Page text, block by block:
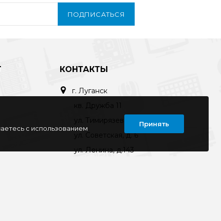
ПОДПИСАТЬСЯ
КОНТАКТЫ
г. Луганск
кв. Дружба 11
ул. Тимирязева, 11а
ул. Советская, д. 6
ул. Ленина, д.143
с использованием
Принять